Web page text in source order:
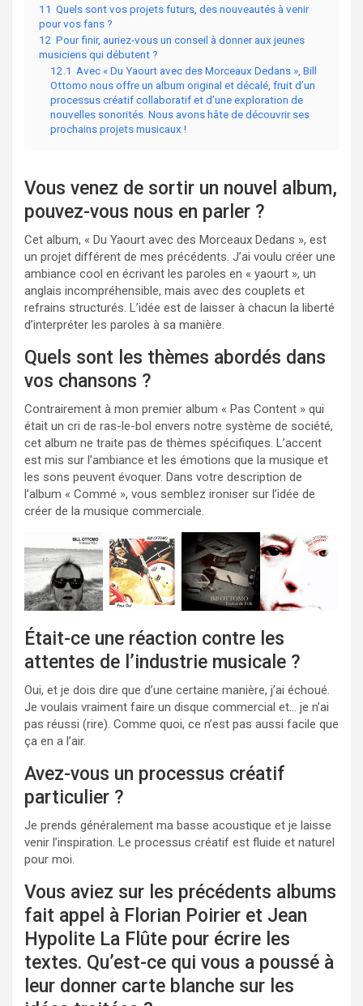
11 Quels sont vos projets futurs, des nouveautés à venir
pour vos fans ?
12 Pour finir, auriez-vous un conseil à donner aux jeunes
musiciens qui débutent ?
12.1 Avec « Du Yaourt avec des Morceaux Dedans », Bill
Ottomo nous offre un album original et décalé, fruit d’un
processus créatif collaboratif et d’une exploration de
nouvelles sonorités. Nous avons hâte de découvrir ses
prochains projets musicaux !
Vous venez de sortir un nouvel album,
pouvez-vous nous en parler ?
Cet album, « Du Yaourt avec des Morceaux Dedans », est
un projet différent de mes précédents. J’ai voulu créer une
ambiance cool en écrivant les paroles en « yaourt », un
anglais incompréhensible, mais avec des couplets et
refrains structurés. L’idée est de laisser à chacun la liberté
d’interpréter les paroles à sa manière.
Quels sont les thèmes abordés dans
vos chansons ?
Contrairement à mon premier album « Pas Content » qui
était un cri de ras-le-bol envers notre système de société,
cet album ne traite pas de thèmes spécifiques. L’accent
est mis sur l’ambiance et les émotions que la musique et
les sons peuvent évoquer. Dans votre description de
l’album « Commé », vous semblez ironiser sur l’idée de
créer de la musique commerciale.
Était-ce une réaction contre les
attentes de l’industrie musicale ?
Oui, et je dois dire que d’une certaine manière, j’ai échoué.
Je voulais vraiment faire un disque commercial et… je n’ai
pas réussi (rire). Comme quoi, ce n’est pas aussi facile que
ça en a l’air.
Avez-vous un processus créatif
particulier ?
Je prends généralement ma basse acoustique et je laisse
venir l’inspiration. Le processus créatif est fluide et naturel
pour moi.
Vous aviez sur les précédents albums
fait appel à Florian Poirier et Jean
Hypolite La Flûte pour écrire les
textes. Qu’est-ce qui vous a poussé à
leur donner carte blanche sur les